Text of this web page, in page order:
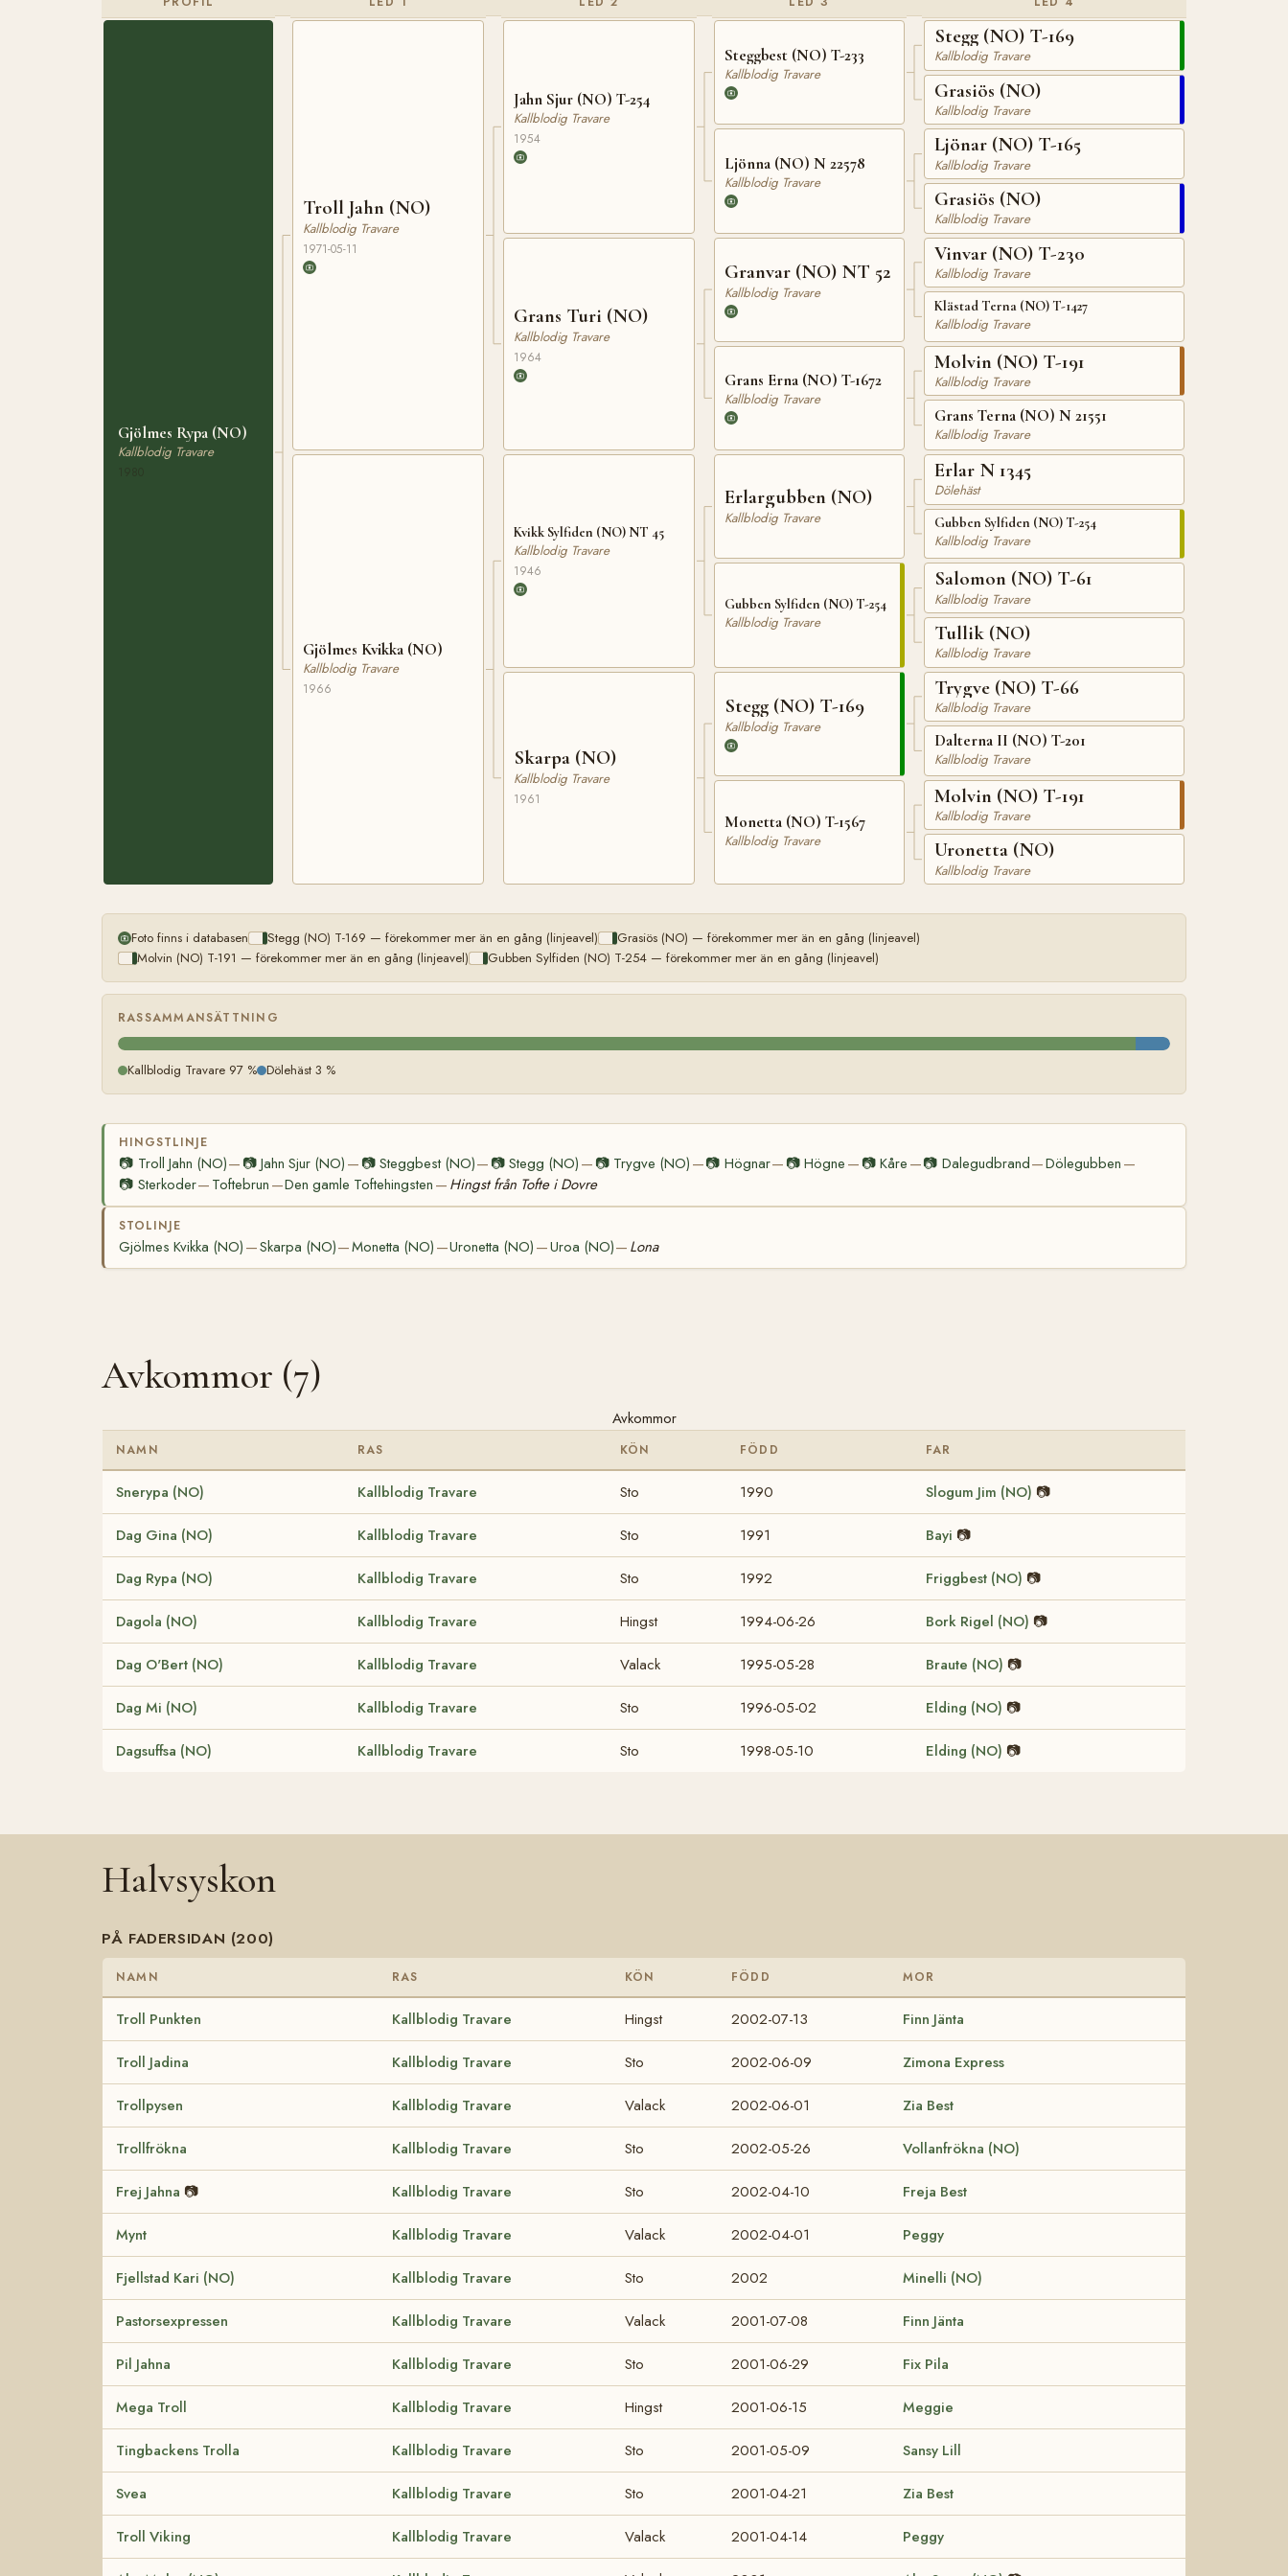
Gjölmes Rypa (NO)
Kallblodig Travare
Troll Jahn (NO)
Kallblodig Travare
1971-05-11
Gjölmes Kvikka (NO)
Kallblodig Travare
1966
Jahn Sjur (NO) T-254
Kallblodig Travare
1954
Grans Turi (NO)
Kallblodig Travare
1964
Kvikk Sylfiden (NO) NT 45
Kallblodig Travare
1946
Skarpa (NO)
Kallblodig Travare
1961
Steggbest (NO) T-233
Kallblodig Travare
Ljönna (NO) N 22578
Kallblodig Travare
Granvar (NO) NT 52
Kallblodig Travare
Grans Erna (NO) T-1672
Kallblodig Travare
Erlargubben (NO)
Kallblodig Travare
Gubben Sylfiden (NO) T-254
Kallblodig Travare
Stegg (NO) T-169
Kallblodig Travare
Monetta (NO) T-1567
Kallblodig Travare
Stegg (NO) T-169
Kallblodig Travare
Grasiös (NO)
Kallblodig Travare
Ljönar (NO) T-165
Kallblodig Travare
Grasiös (NO)
Kallblodig Travare
Vinvar (NO) T-230
Kallblodig Travare
Klästad Terna (NO) T-1427
Kallblodig Travare
Molvin (NO) T-191
Kallblodig Travare
Grans Terna (NO) N 21551
Kallblodig Travare
Erlar N 1345
Dölehäst
Gubben Sylfiden (NO) T-254
Kallblodig Travare
Salomon (NO) T-61
Kallblodig Travare
Tullik (NO)
Kallblodig Travare
Trygve (NO) T-66
Kallblodig Travare
Dalterna II (NO) T-201
Kallblodig Travare
Molvin (NO) T-191
Kallblodig Travare
Uronetta (NO)
Kallblodig Travare
Foto finns i databasen Stegg (NO) T-169 — förekommer mer än en gång (linjeavel)
Grasiös (NO) — förekommer mer än en gång (linjeavel)
Molvin (NO) T-191 — förekommer mer än en gång (linjeavel)
Gubben Sylfiden (NO) T-254 — förekommer mer än en gång (linjeavel)
RASSAMMANSÄTTNING
Kallblodig Travare 97 % Dölehäst 3 %
HINGSTLINJE
📷 Troll Jahn (NO)— 📷Jahn Sjur (NO) — 📷 Steggbest (NO)— 📷 Stegg (NO) — 📷 Trygve (NO) —📷 Högnar— 📷Högne — 📷Kåre —📷 Dalegudbrand—Dölegubben —
📷 Sterkoder— Toftebrun —Den gamle Toftehingsten — Hingst från Tofte i Dovre
STOLINJE
Gjölmes Kvikka (NO) —Skarpa (NO)—Monetta (NO) —Uronetta (NO) —Uroa (NO)— Lona
Avkommor (7)
Avkommor
NAMN RAS KÖN FÖDD FAR
Snerypa (NO) Kallblodig Travare Sto 1990 Slogum Jim (NO) 📷
Dag Gina (NO) Kallblodig Travare Sto 1991 Bayi 📷
Dag Rypa (NO) Kallblodig Travare Sto 1992 Friggbest (NO) 📷
Dagola (NO) Kallblodig Travare Hingst 1994-06-26 Bork Rigel (NO) 📷
Dag O'Bert (NO) Kallblodig Travare Valack 1995-05-28 Braute (NO) 📷
Dag Mi (NO) Kallblodig Travare Sto 1996-05-02 Elding (NO) 📷
Dagsuffsa (NO) Kallblodig Travare Sto 1998-05-10 Elding (NO) 📷
Halvsyskon
PÅ FADERSIDAN (200)
NAMN RAS KÖN FÖDD MOR
Troll Punkten Kallblodig Travare Hingst 2002-07-13 Finn Jänta
Troll Jadina Kallblodig Travare Sto 2002-06-09 Zimona Express
Trollpysen Kallblodig Travare Valack 2002-06-01 Zia Best
Trollfrökna Kallblodig Travare Sto 2002-05-26 Vollanfrökna (NO)
Frej Jahna 📷 Kallblodig Travare Sto 2002-04-10 Freja Best
Mynt Kallblodig Travare Valack 2002-04-01 Peggy
Fjellstad Kari (NO) Kallblodig Travare Sto 2002 Minelli (NO)
Pastorsexpressen Kallblodig Travare Valack 2001-07-08 Finn Jänta
Pil Jahna Kallblodig Travare Sto 2001-06-29 Fix Pila
Mega Troll Kallblodig Travare Hingst 2001-06-15 Meggie
Tingbackens Trolla Kallblodig Travare Sto 2001-05-09 Sansy Lill
Svea Kallblodig Travare Sto 2001-04-21 Zia Best
Troll Viking Kallblodig Travare Valack 2001-04-14 Peggy